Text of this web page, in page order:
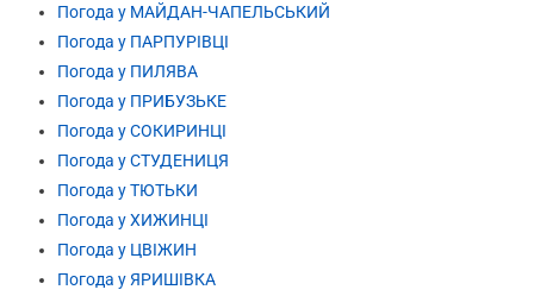
Погода у МАЙДАН-ЧАПЕЛЬСЬКИЙ
Погода у ПАРПУРІВЦІ
Погода у ПИЛЯВА
Погода у ПРИБУЗЬКЕ
Погода у СОКИРИНЦІ
Погода у СТУДЕНИЦЯ
Погода у ТЮТЬКИ
Погода у ХИЖИНЦІ
Погода у ЦВІЖИН
Погода у ЯРИШІВКА